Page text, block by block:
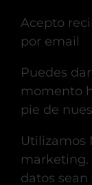
Acepto
por email
Puedes
momento
pie de
Utilizamos
marketing.
datos